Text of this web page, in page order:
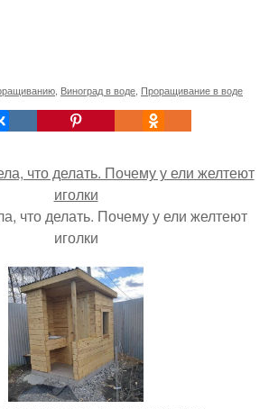
Виноград в воде Проращивание в воде
что делать. Почему у ели желтеют
иголки